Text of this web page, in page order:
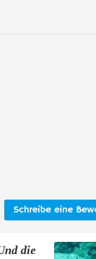
Schreibe eine
die